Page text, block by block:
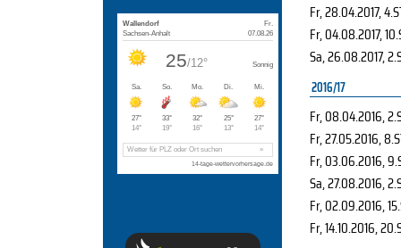
Fr, 28.04.2017,
Fr, 04.08.2017,
Sa, 26.08.2017,
2016/17
Fr, 08.04.2016,
Fr, 27.05.2016,
Fr, 03.06.2016,
Sa, 27.08.2016,
Fr, 02.09.2016,
Fr, 14.10.2016,